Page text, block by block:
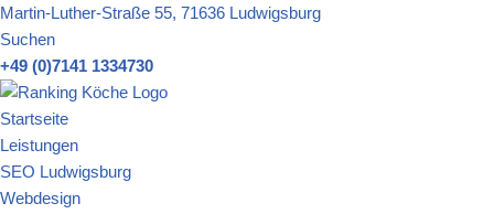
Zum
Inhalt
springen
Martin-Luther-Straße 55, 71636 Ludwigsburg
Suchen
+49 (0)7141 1334730
Startseite
Leistungen
SEO Ludwigsburg
Webdesign